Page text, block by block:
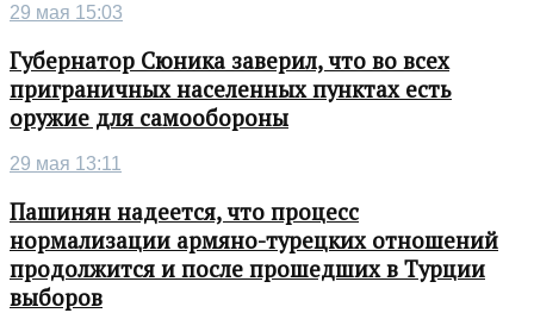
29 мая 15:03
Губернатор Сюника заверил, что во всех
приграничных населенных пунктах есть
оружие для самообороны
29 мая 13:11
Пашинян надеется, что процесс
нормализации армяно-турецких отношений
продолжится и после прошедших в Турции
выборов